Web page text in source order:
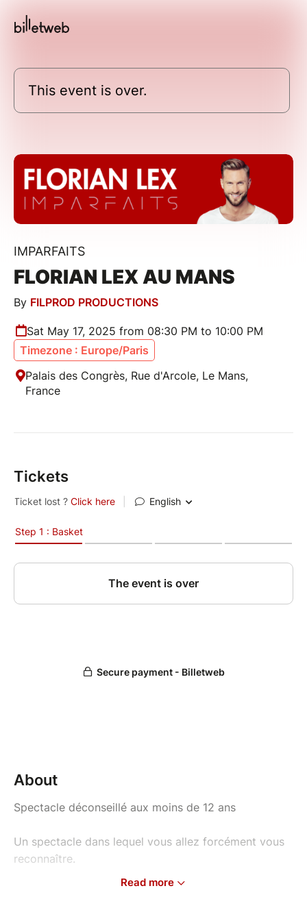
This event is over.
IMPARFAITS
FLORIAN LEX AU MANS
By FILPROD PRODUCTIONS
Sat May 17, 2025 from 08:30 PM to 10:00 PM
Timezone : Europe/Paris
Palais des Congrès, Rue d'Arcole, Le Mans,
France
Tickets
About
Spectacle déconseillé aux moins de 12 ans
Un spectacle dans lequel vous allez forcément vous
reconnaître.
Read more